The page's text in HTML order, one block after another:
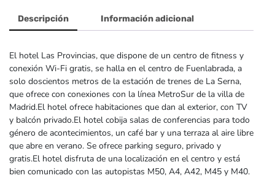
Descripción Información adicional
El hotel Las Provincias, que dispone de un centro de fitness y
conexión Wi-Fi gratis, se halla en el centro de Fuenlabrada, a
solo doscientos metros de la estación de trenes de La Serna,
que ofrece con conexiones con la línea MetroSur de la villa de
Madrid.El hotel ofrece habitaciones que dan al exterior, con TV
y balcón privado.El hotel cobija salas de conferencias para todo
género de acontecimientos, un café bar y una terraza al aire libre
que abre en verano. Se ofrece parking seguro, privado y
gratis.El hotel disfruta de una localización en el centro y está
bien comunicado con las autopistas M50, A4, A42, M45 y M40.